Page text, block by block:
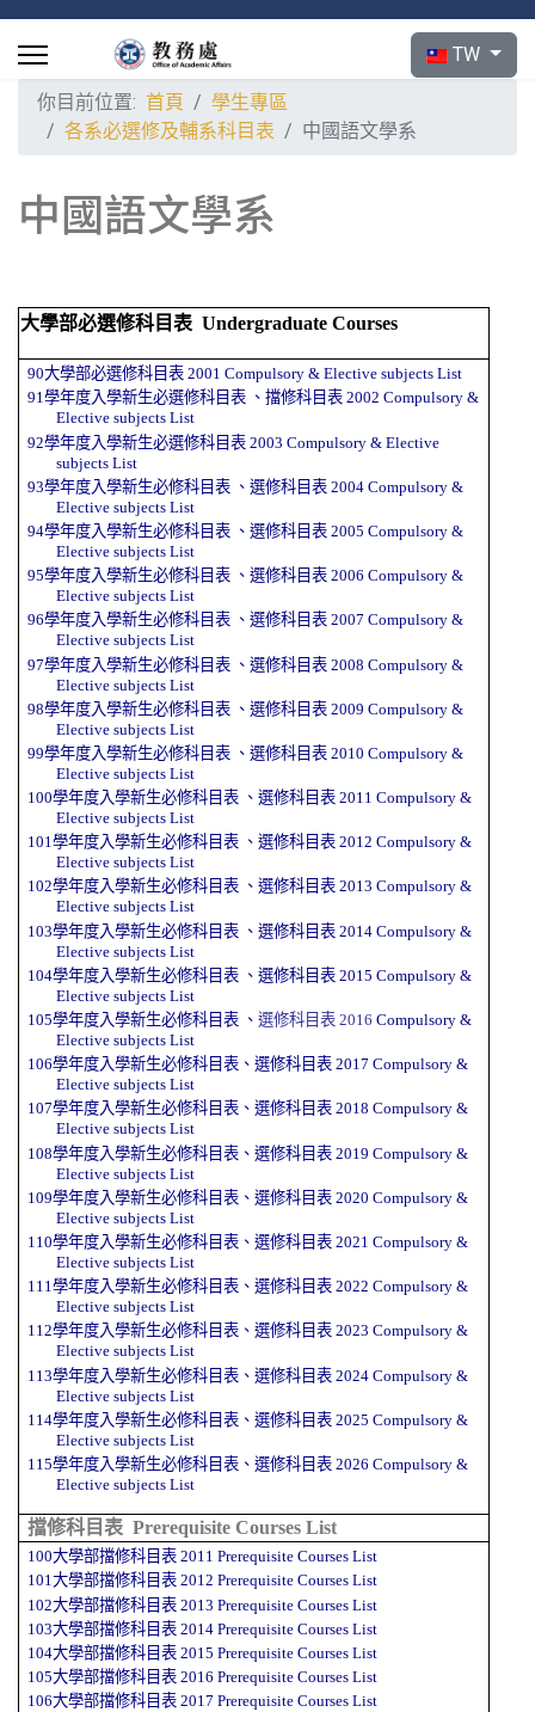
選擇你的語言
TW
你目前位置: 首頁
學生專區
各系必選修及輔系科目表
中國語文學系
中國語文學系
大學部必選修科目表 Undergraduate Courses
90大學部必選修科目表 2001 Compulsory & Elective subjectsList
91學年度入學新生必選修科目表 、擋修科目表 2002Compulsory &
Elective subjectsList
92學年度入學新生必選修科目表 2003Compulsory & Elective
subjectsList
93學年度入學新生必修科目表 、選修科目表 2004Compulsory &
Elective subjectsList
94學年度入學新生必修科目表 、選修科目表 2005Compulsory &
Elective subjectsList
95學年度入學新生必修科目表 、選修科目表 2006Compulsory &
Elective subjectsList
96學年度入學新生必修科目表 、選修科目表 2007Compulsory &
Elective subjectsList
97學年度入學新生必修科目表 、選修科目表 2008Compulsory &
Elective subjectsList
98學年度入學新生必修科目表 、選修科目表 2009Compulsory &
Elective subjectsList
99學年度入學新生必修科目表 、選修科目表 2010Compulsory &
Elective subjectsList
100學年度入學新生必修科目表 、選修科目表 2011Compulsory &
Elective subjectsList
101學年度入學新生必修科目表 、選修科目表 2012Compulsory &
Elective subjectsList
102學年度入學新生必修科目表 、選修科目表 2013Compulsory &
Elective subjectsList
103學年度入學新生必修科目表 、選修科目表 2014Compulsory &
Elective subjectsList
104學年度入學新生必修科目表 、選修科目表 2015Compulsory &
Elective subjectsList
105學年度入學新生必修科目表 、選修科目表 2016Compulsory &
Elective subjectsList
106學年度入學新生必修科目表 、選修科目表 2017Compulsory &
Elective subjectsList
107學年度入學新生必修科目表 、選修科目表 2018Compulsory &
Elective subjectsList
108學年度入學新生必修科目表 、選修科目表 2019Compulsory &
Elective subjectsList
109學年度入學新生必修科目表 、選修科目表 2020Compulsory &
Elective subjectsList
110學年度入學新生必修科目表 、選修科目表 2021Compulsory &
Elective subjectsList
111學年度入學新生必修科目表 、選修科目表 2022Compulsory &
Elective subjectsList
112學年度入學新生必修科目表 、選修科目表 2023Compulsory &
Elective subjectsList
113學年度入學新生必修科目表 、選修科目表 2024Compulsory &
Elective subjectsList
114學年度入學新生必修科目表 、選修科目表 2025Compulsory &
Elective subjectsList
115學年度入學新生必修科目表 、選修科目表 2026Compulsory &
Elective subjectsList
擋修科目表Prerequisite CoursesList
100大學部擋修科目表 2011 Prerequisite CoursesList
101大學部擋修科目表 2012Prerequisite CoursesList
102大學部擋修科目表 2013Prerequisite CoursesList
103大學部擋修科目表 2014Prerequisite CoursesList
104大學部擋修科目表 2015Prerequisite CoursesList
105大學部擋修科目表 2016Prerequisite CoursesList
106大學部擋修科目表 2017Prerequisite CoursesList